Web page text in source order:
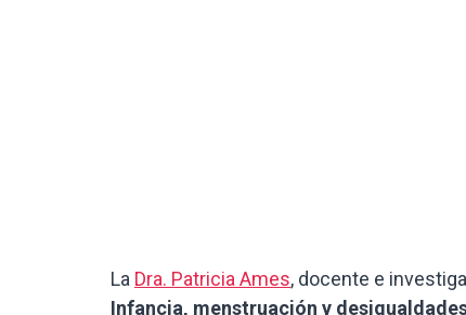
La Dra. Patricia Ames, docente e
Infancia, menstruación y